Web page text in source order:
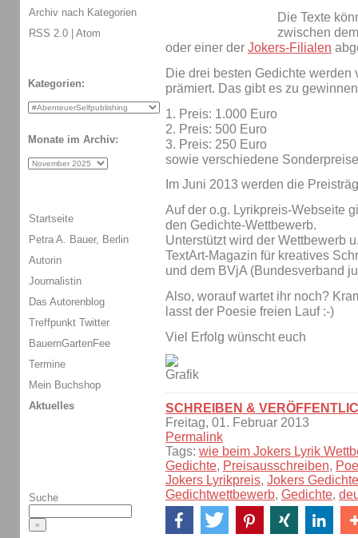
Die Texte
zwischen
oder einer der Jokers-Filialen
Die drei besten Gedichte
prämiert. Das gibt es zu
1. Preis: 1.000 Euro
2. Preis: 500 Euro
3. Preis: 250 Euro
sowie verschiedene Sonderpreise
Im Juni 2013 werden die
Auf der o.g. Lyrikpreis-Webseite
den Gedichte-Wettbewerb.
Unterstützt wird der Wettbewerb
TextArt-Magazin für kreatives
und dem BVjA (Bundesverband
Also, worauf wartet ihr noch?
lasst der Poesie freien Lauf :-)
Viel Erfolg wünscht euch
SCHREIBEN &
Freitag, 01. Februar 2013
Permalink
Tags: wie beim Jokers Lyrik
Gedichte, Preisausschreiben,
Jokers Lyrikpreis, Jokers
Gedichtwettbewerb, Gedichte,
Archiv nach Kategorien
RSS 2.0 | Atom
Kategorien:
Monate im Archiv:
Startseite
Petra A. Bauer, Berlin
Autorin
Journalistin
Das Autorenblog
Treffpunkt Twitter
BauernGartenFee
Termine
Mein Buchshop
Aktuelles
Suche